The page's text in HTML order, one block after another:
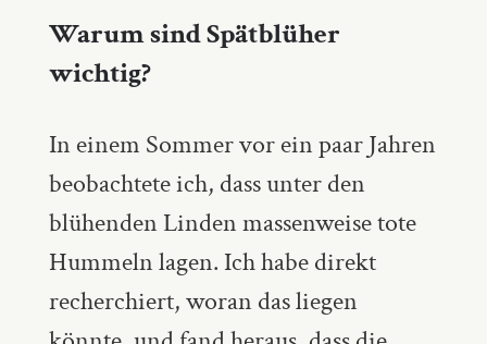
Warum sind Spätblüher
wichtig?
In einem Sommer vor ein paar Jahren
beobachtete ich, dass unter den
blühenden Linden massenweise tote
Hummeln lagen. Ich habe direkt
recherchiert, woran das liegen